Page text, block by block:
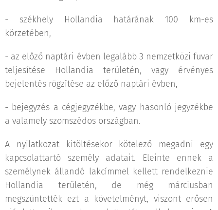
- székhely Hollandia határának 100 km-es
körzetében,
- az előző naptári évben legalább 3 nemzetközi fuvar
teljesítése Hollandia területén, vagy érvényes
bejelentés rögzítése az előző naptári évben,
- bejegyzés a cégjegyzékbe, vagy hasonló jegyzékbe
a valamely szomszédos országban.
A nyilatkozat kitöltésekor kötelező megadni egy
kapcsolattartó személy adatait. Eleinte ennek a
személynek állandó lakcímmel kellett rendelkeznie
Hollandia területén, de még márciusban
megszüntették ezt a követelményt, viszont erősen